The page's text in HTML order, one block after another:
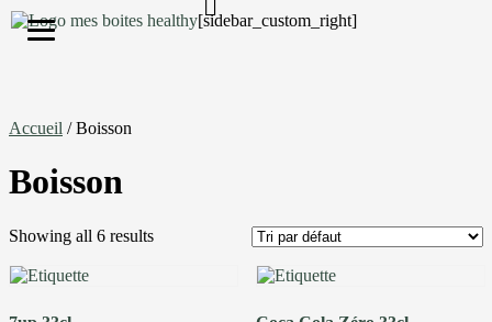
[sidebar_custom_right]
S'inscrire
Accueil / Boisson
Boisson
Showing all 6 results